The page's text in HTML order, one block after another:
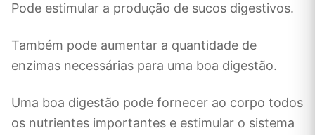
Pode estimular a produção de sucos digestivos.
Também pode aumentar a quantidade de
enzimas necessárias para uma boa digestão.
Uma boa digestão pode fornecer ao corpo todos
os nutrientes importantes e estimular o sistema